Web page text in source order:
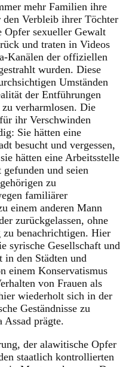
mehr Familien ihre
Verbleib ihrer Töchter
sexueller Gewalt
und traten in Videos
Kanälen der offiziellen
wurden. Diese
Umständen
der Entführungen
verharmlosen. Die
ihr Verschwinden
Sie hätten eine
besucht und vergessen,
hätten eine Arbeitsstelle
und seien
zu
familiärer
einem anderen Mann
zurückgelassen, ohne
zu benachrichtigen. Hier
syrische Gesellschaft und
in den Städten und
einem Konservatismus
von Frauen als
wiederholt sich in der
Geständnisse zu
prägte.
der alawitische Opfer
staatlich kontrollierten